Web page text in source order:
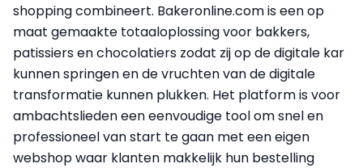
shopping combineert. Bakeronline.com is een op
maat gemaakte totaaloplossing voor bakkers,
patissiers en chocolatiers zodat zij op de digitale kar
kunnen springen en de vruchten van de digitale
transformatie kunnen plukken. Het platform is voor
ambachtslieden een eenvoudige tool om snel en
professioneel van start te gaan met een eigen
webshop waar klanten makkelijk hun bestelling